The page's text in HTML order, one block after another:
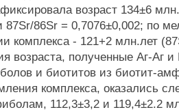
возраст 134±6
86Sr = 0,7076±0,002; по
комплекса - 121+2 млн.лет
возраста, полученные Аг-Аг
и биотитов из биотит-
комплекса, оказались
112,3±3,2 и 119,4±2.2